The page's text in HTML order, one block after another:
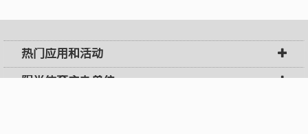
热门应用和活动
阳光体育主办单位